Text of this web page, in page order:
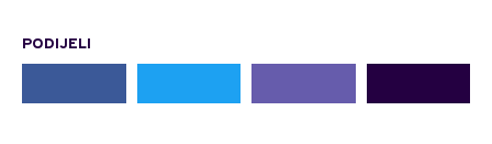
PODIJELI